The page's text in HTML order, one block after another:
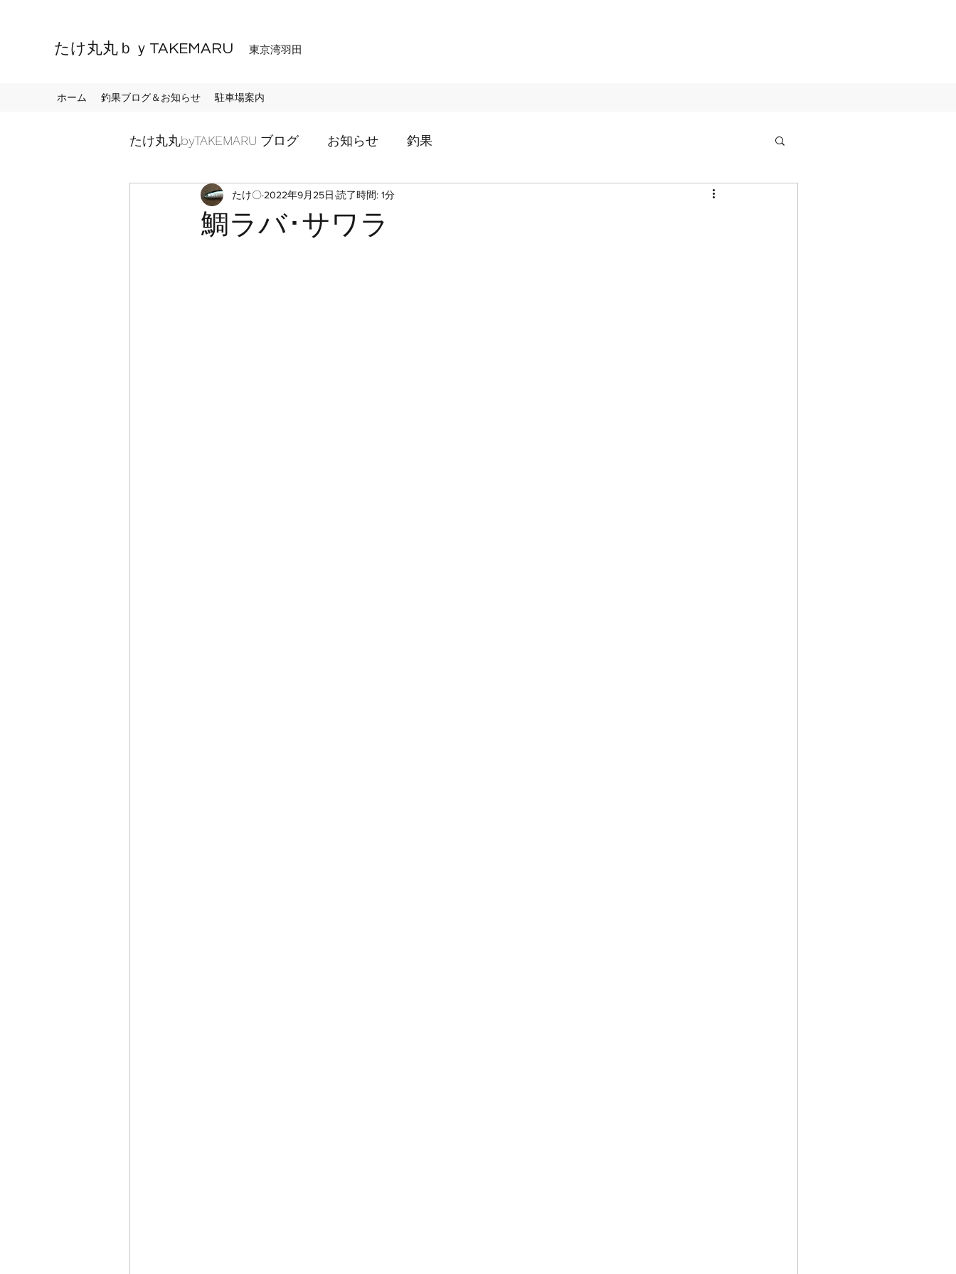
たけ丸丸ｂｙTAKEMARU 東京湾羽田
ホーム 釣果ブログ＆お知らせ 駐車場案内
たけ丸丸byTAKEMARU ブログ お知らせ 釣果
鯛ラバ･サワラ
たけ〇 2022年9月25日 読了時間: 1分